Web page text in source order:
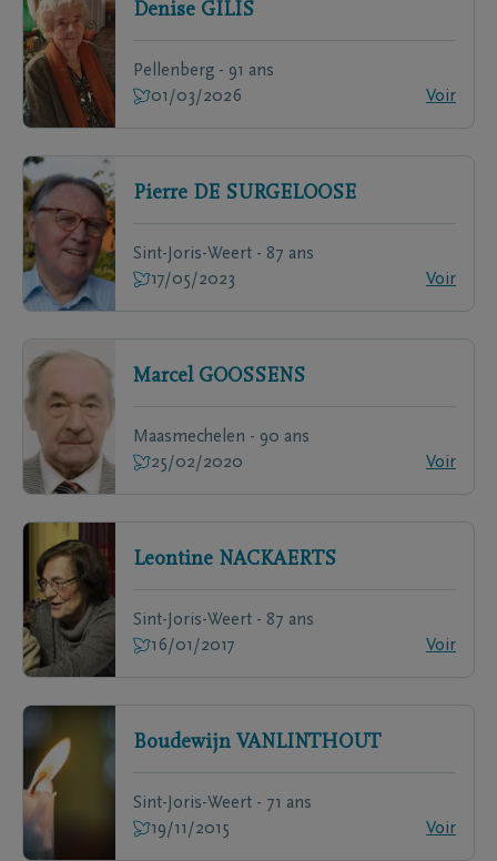
Denise GILIS
Pellenberg - 91 ans
01/03/2026
Voir
Pierre DE SURGELOOSE
Sint-Joris-Weert - 87 ans
17/05/2023
Voir
Marcel GOOSSENS
Maasmechelen - 90 ans
25/02/2020
Voir
Leontine NACKAERTS
Sint-Joris-Weert - 87 ans
16/01/2017
Voir
Boudewijn VANLINTHOUT
Sint-Joris-Weert - 71 ans
19/11/2015
Voir